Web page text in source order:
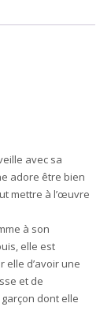
avec sa
adore être bien
mettre à l’œuvre
à son
elle est
elle d’avoir une
et de
dont elle